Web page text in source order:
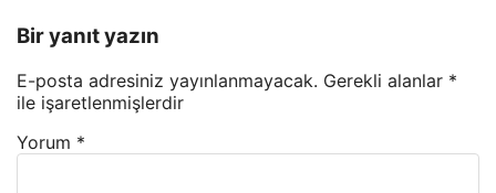
Bir yanıt yazın
E-posta adresiniz yayınlanmayacak. Gerekli alanlar *
ile işaretlenmişlerdir
Yorum *